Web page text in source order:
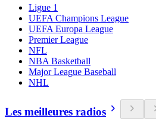
Ligue 1
UEFA Champions League
UEFA Europa League
Premier League
NFL
NBA Basketball
Major League Baseball
NHL
Les meilleures radios